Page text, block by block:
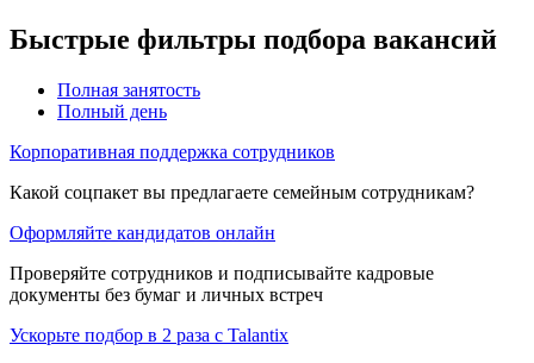
Быстрые фильтры подбора вакансий
Полная занятость
Полный день
Корпоративная поддержка сотрудников
Какой соцпакет вы предлагаете семейным сотрудникам?
Оформляйте кандидатов онлайн
Проверяйте сотрудников и подписывайте кадровые
документы без бумаг и личных встреч
Ускорьте подбор в 2 раза с Talantix